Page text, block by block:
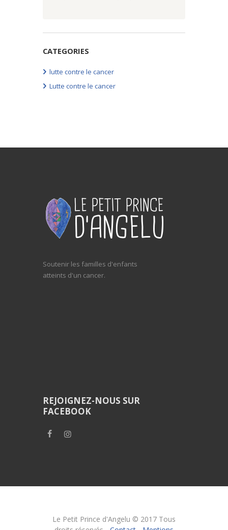
CATEGORIES
lutte contre le cancer
Lutte contre le cancer
Soutenir les familles d'enfants
atteints d'un cancer.
REJOIGNEZ-NOUS SUR
FACEBOOK
Le Petit Prince d'Angelu © 2017 Tous